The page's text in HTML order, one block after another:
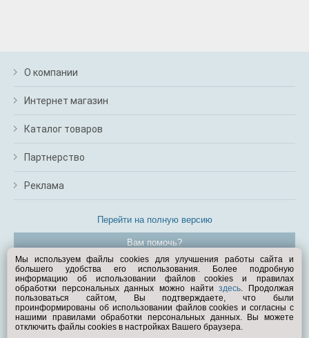
О компании
Интернет магазин
Каталог товаров
Партнерство
Реклама
Перейти на полную версию
Вам помочь?
© Exist.ru 1998—2026
Мы используем файлы cookies для улучшения работы сайта и
большего удобства его использования. Более подробную
информацию об использовании файлов cookies и правилах
обработки персональных данных можно найтиздесь. Продолжая
пользоваться сайтом, Вы подтверждаете, что были
проинформированы об использовании файлов cookies и согласны с
нашими правилами обработки персональных данных. Вы можете
отключить файлы cookies в настройках Вашего браузера.